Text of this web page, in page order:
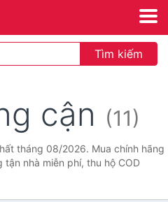
Tìm kiếm
cận (11)
tháng 08/2026. Mua chính hãng
nhà miễn phí, thu hộ COD